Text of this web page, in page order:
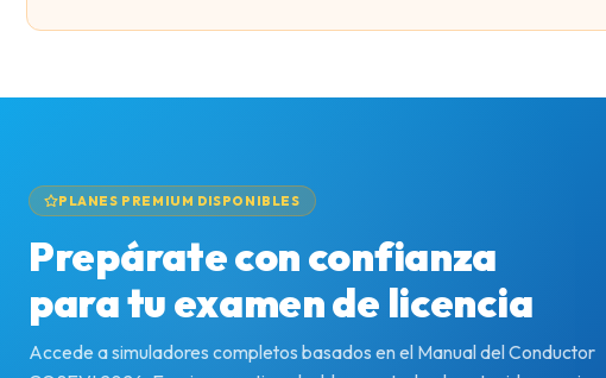
PLANES PREMIUM DISPONIBLES
Prepárate con confianza
para tu examen de licencia
Accede a simuladores completos basados en el Manual del Conductor